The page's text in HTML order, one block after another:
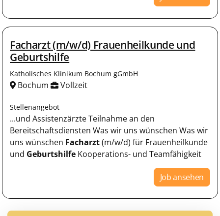
Facharzt (m/w/d) Frauenheilkunde und
Geburtshilfe
Katholisches Klinikum Bochum gGmbH
Bochum Vollzeit
Stellenangebot
...und Assistenzärzte Teilnahme an den
Bereitschaftsdiensten Was wir uns wünschen Was wir
uns wünschen Facharzt(m/w/d) für Frauenheilkunde
und Geburtshilfe Kooperations- und Teamfähigkeit
Job ansehen